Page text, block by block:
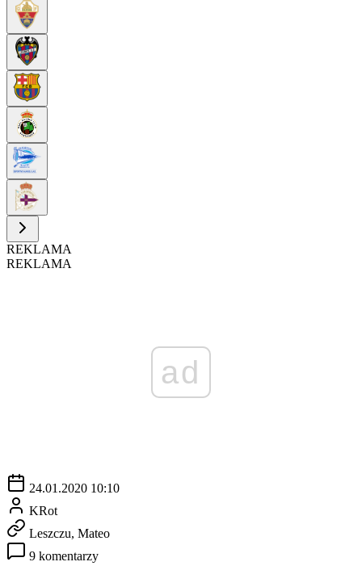
REKLAMA
REKLAMA
ad
24.01.2020 10:10
KRot
Leszczu, Mateo
9 komentarzy